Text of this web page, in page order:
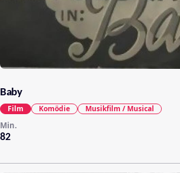
Baby
82
Min.
Film Komödie Musikfilm / Musical